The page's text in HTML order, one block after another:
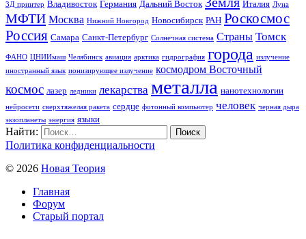
3Д принтер Владивосток Германия Дальний Восток Италия Луна
МФТИ Москва Нижний Новгород Новосибирск РАН Роскосмос
Россия Самара Санкт-Петербург Солнечная система Страны Томск
ФАНО ЦНИИмаш Челябинск авиация арктика гидрография города излучение
иностранный язык ионизирующее излучение космодром Восточный
космос лазер ледники лекарства металла нанотехнологии
нейросети сверхтяжелая ракета сердце фотонный компьютер человек черная дыра
экзопланеты энергия языки
Найти:
Политика конфиденциальности
© 2026 Новая Теория
Главная
Форум
Старый портал